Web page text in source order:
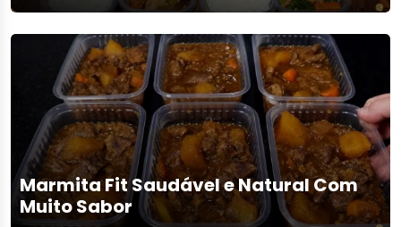
Marmita Fit Saudável e Natural Com
Muito Sabor